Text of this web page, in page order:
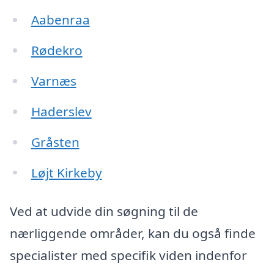
Aabenraa
Rødekro
Varnæs
Haderslev
Gråsten
Løjt Kirkeby
Ved at udvide din søgning til de
nærliggende områder, kan du også finde
specialister med specifik viden indenfor